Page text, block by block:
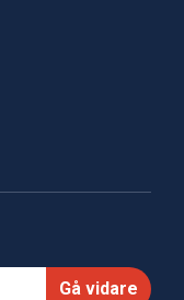
Gå vidare